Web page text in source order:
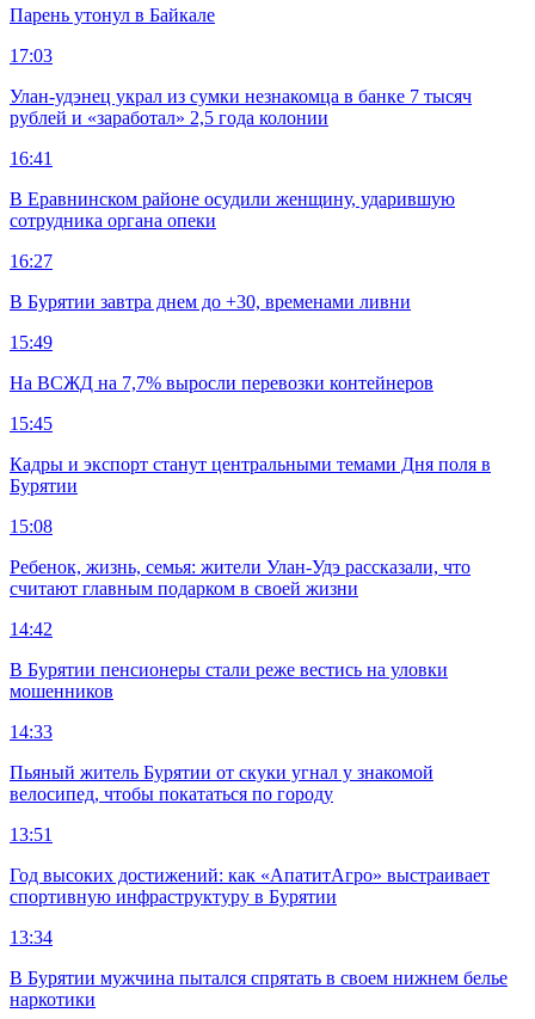
Парень утонул в Байкале
17:03
Улан-удэнец украл из сумки незнакомца в банке 7 тысяч
рублей и «заработал» 2,5 года колонии
16:41
В Еравнинском районе осудили женщину, ударившую
сотрудника органа опеки
16:27
В Бурятии завтра днем до +30, временами ливни
15:49
На ВСЖД на 7,7% выросли перевозки контейнеров
15:45
Кадры и экспорт станут центральными темами Дня поля в
Бурятии
15:08
Ребенок, жизнь, семья: жители Улан-Удэ рассказали, что
считают главным подарком в своей жизни
14:42
В Бурятии пенсионеры стали реже вестись на уловки
мошенников
14:33
Пьяный житель Бурятии от скуки угнал у знакомой
велосипед, чтобы покататься по городу
13:51
Год высоких достижений: как «АпатитАгро» выстраивает
спортивную инфраструктуру в Бурятии
13:34
В Бурятии мужчина пытался спрятать в своем нижнем белье
наркотики